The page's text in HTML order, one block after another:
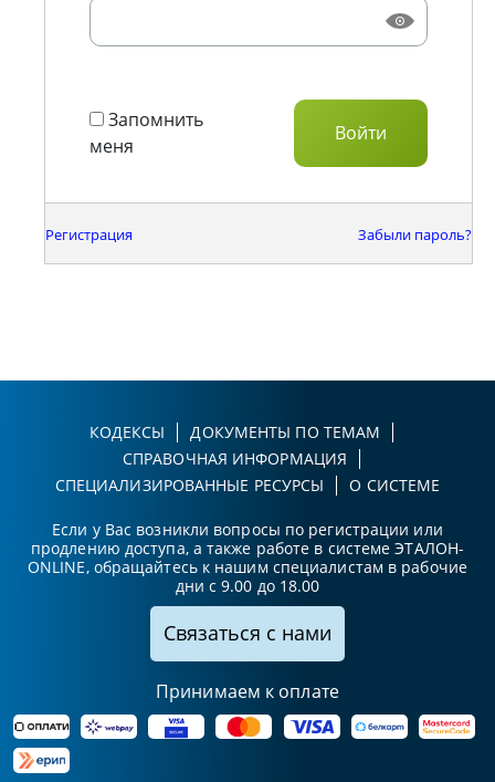
Запомнить
меня
Регистрация Забыли пароль?
КОДЕКСЫ
ДОКУМЕНТЫ ПО ТЕМАМ
СПРАВОЧНАЯ ИНФОРМАЦИЯ
СПЕЦИАЛИЗИРОВАННЫЕ РЕСУРСЫ
О СИСТЕМЕ
Если у Вас возникли вопросы по регистрации или
продлению доступа, а также работе в системе ЭТАЛОН-
ONLINE, обращайтесь к нашим специалистам в рабочие
дни с 9.00 до 18.00
Связаться с нами
Принимаем к оплате